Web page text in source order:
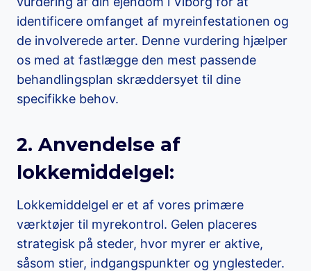
identificere omfanget af myreinfestationen og
de involverede arter. Denne vurdering hjælper
os med at fastlægge den mest passende
behandlingsplan skræddersyet til dine
specifikke behov.
2. Anvendelse af
lokkemiddelgel:
Lokkemiddelgel er et af vores primære
værktøjer til myrekontrol. Gelen placeres
strategisk på steder, hvor myrer er aktive,
såsom stier, indgangspunkter og ynglesteder.